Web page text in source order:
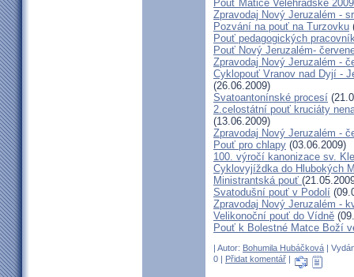
Pouť Matice Velehradské 2009
Zpravodaj Nový Jeruzalém -
Pozvání na pouť na Turzovku
Pouť pedagogických
Pouť Nový Jeruzalém-
Zpravodaj Nový Jeruzalém -
Cyklopouť Vranov nad Dyjí -
(26.06.2009)
Svatoantonínské procesí
2.celostátní pouť kruciáty
(13.06.2009)
Zpravodaj Nový Jeruzalém -
Pouť pro chlapy (03.06.2009)
100. výročí kanonizace sv.
Cyklovyjíždka do Hlubokých
Ministrantská pouť
Svatodušní pouť v Podolí
Zpravodaj Nový Jeruzalém -
Velikonoční pouť do Vídně
Pouť k Bolestné Matce Boží
| Autor: Bohumila Hubáčková |
0 | Přidat komentář |